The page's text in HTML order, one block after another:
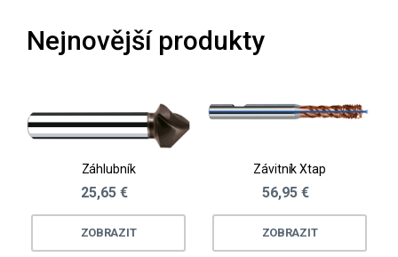
Nejnovější produkty
Záhlubník
25,65 €
ZOBRAZIT
Závitník Xtap
56,95 €
ZOBRAZIT